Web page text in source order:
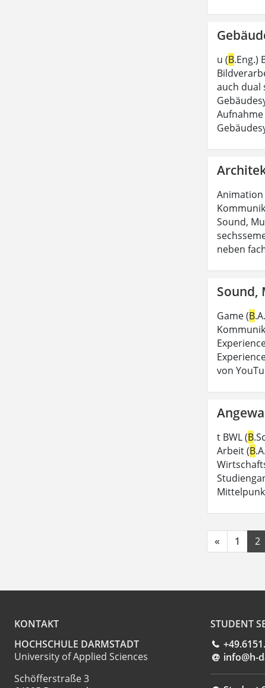
u (B.Eng.)
auch dual
Animation
Sound,
neben
Sound,
Game (B
von
t BWL (B
Arbeit (B
« 1 2
KONTAKT
HOCHSCHULE DARMSTADT
University of Applied Sciences
Schöfferstraße 3
STUDENT
info@h-